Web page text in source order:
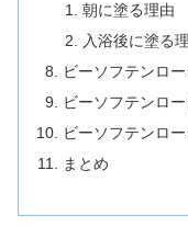
朝に塗る理由
入浴後に塗る
ビーソフテンロ
ビーソフテンロ
ビーソフテンロ
まとめ